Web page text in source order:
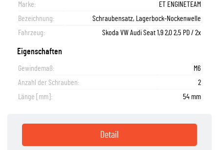
Marke:
ET ENGINETEAM
Bezeichnung:
Schraubensatz, Lagerbock-Nockenwelle
Fahrzeug:
Skoda VW Audi Seat 1,9 2,0 2,5 PD / 2x
Eigenschaften
Gewindemaß:
M6
Anzahl der Schrauben:
2
Länge [mm]:
54 mm
Detail